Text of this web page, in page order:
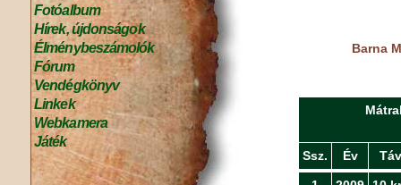
Fotóalbum
Hírek, újdonságok
Élménybeszámolók
Fórum
Vendégkönyv
Linkek
Webkamera
Játék
Barna
Ssz. Év Táv